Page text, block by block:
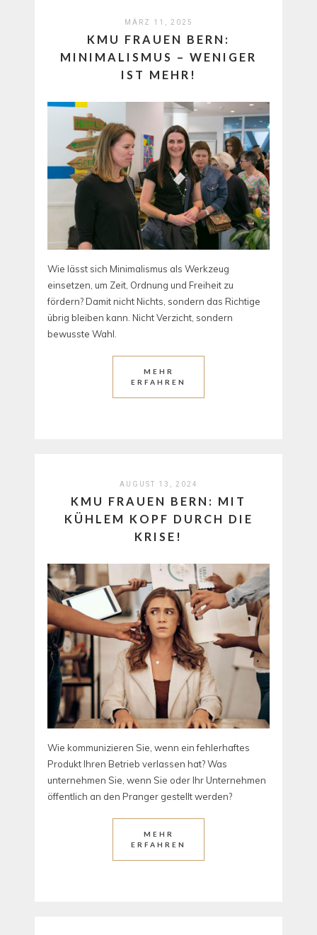
MÄRZ 11, 2025
KMU FRAUEN BERN:
MINIMALISMUS – WENIGER
IST MEHR!
Wie lässt sich Minimalismus als Werkzeug
einsetzen, um Zeit, Ordnung und Freiheit zu
fördern? Damit nicht Nichts, sondern das Richtige
übrig bleiben kann. Nicht Verzicht, sondern
bewusste Wahl.
MEHR
ERFAHREN
AUGUST 13, 2024
KMU FRAUEN BERN: MIT
KÜHLEM KOPF DURCH DIE
KRISE!
Wie kommunizieren Sie, wenn ein fehlerhaftes
Produkt Ihren Betrieb verlassen hat? Was
unternehmen Sie, wenn Sie oder Ihr Unternehmen
öffentlich an den Pranger gestellt werden?
MEHR
ERFAHREN